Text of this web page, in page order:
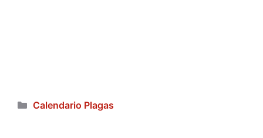
Categorías
Calendario Plagas